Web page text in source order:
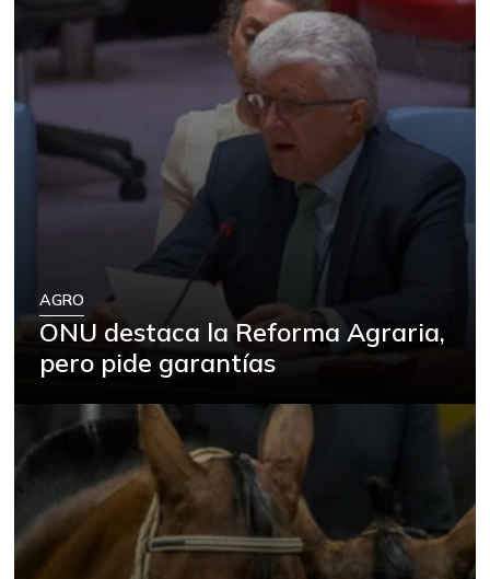
AGRO
ONU destaca la Reforma Agraria,
pero pide garantías